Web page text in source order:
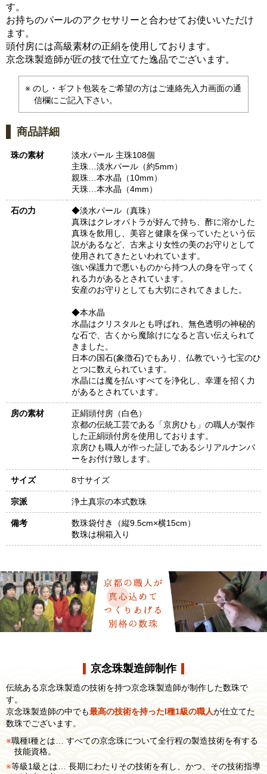
す。
お持ちのパールのアクセサリーと合わせてお使いいただけ
ます。
頭付房には高級素材の正絹を使用しております。
京念珠製造師が匠の技で仕立てた逸品でございます。
のし・ギフト包装をご希望の方はご連絡先入力画面の通
信欄にご記入下さい。
商品詳細
珠の素材
淡水パール 主珠108個
主珠…淡水パール（約5mm）
親珠…本水晶（10mm）
天珠…本水晶（4mm）
石の力
◆淡水パール（真珠）
真珠はクレオパトラが好んで持ち、酢に溶かした
真珠を飲用し、美容と健康を保っていたという伝
説があるなど、古来より女性の美のお守りとして
使用されてきたといわれています。
強い保護力で悪いものから持つ人の身を守ってく
れる力があるとされています。
安産のお守りとしても大切にされてきました。
◆本水晶
水晶はクリスタルとも呼ばれ、無色透明の神秘的
な石で、古くから魔除けになると言い伝えられて
きました。
日本の国石(象徴石)でもあり、仏教でいう七宝のひ
とつに数えられています。
水晶には魔を払いすべてを浄化し、幸運を招く力
があるとされています。
房の素材
正絹頭付房（白色）
京都の伝統工芸である「京房ひも」の職人が製作
した正絹頭付房を使用しております。
京房ひも職人が作った証しであるシリアルナンバ
ーをお付け致します。
サイズ 8寸サイズ
宗派 浄土真宗の本式数珠
備考
数珠袋付き（縦9.5cm×横15cm）
数珠は桐箱入り
京念珠製造師制作
伝統ある京念珠製造の技術を持つ京念珠製造師が制作した数珠で
す。
京念珠製造師の中でも最高の技術を持ったI種1級の職人が仕立てた
数珠でございます。
職種I種とは… すべての京念珠について全行程の製造技術を有する
技能資格。
等級1級とは… 長期にわたりその技術を有し、かつ、その技術指導